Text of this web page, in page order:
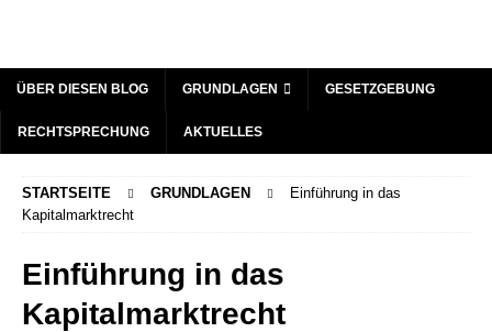
ÜBER DIESEN BLOG GRUNDLAGEN GESETZGEBUNG
RECHTSPRECHUNG AKTUELLES
STARTSEITE GRUNDLAGEN
Einführung in das
Kapitalmarktrecht
Einführung in das
Kapitalmarktrecht